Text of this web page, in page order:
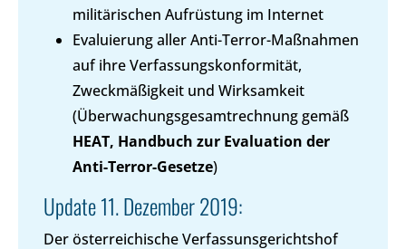
militärischen Aufrüstung im Internet
Evaluierung aller Anti-Terror-Maßnahmen
auf ihre Verfassungskonformität,
Zweckmäßigkeit und Wirksamkeit
(Überwachungsgesamtrechnung gemäß
HEAT, Handbuch zur Evaluation der
Anti-Terror-Gesetze)
Update 11. Dezember 2019:
Der österreichische Verfassunsgerichtshof